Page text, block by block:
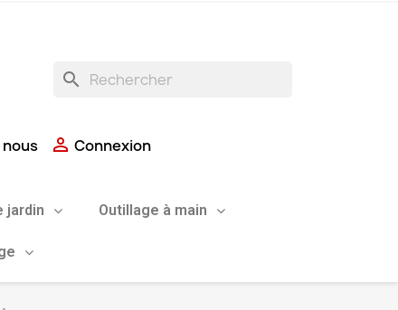
search
 Connexion
jardin Outillage à main